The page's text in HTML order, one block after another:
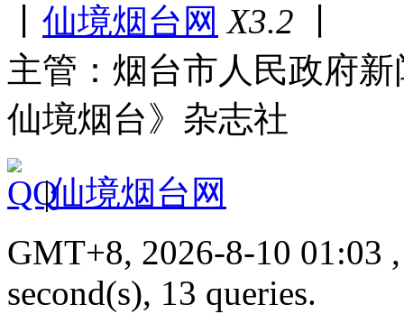
仙境烟台网 X3.2
主管：烟台市人民政府
仙境烟台》杂志社
|仙境烟台网
GMT+8, 2026-8-10 01:03
second(s), 13 queries.